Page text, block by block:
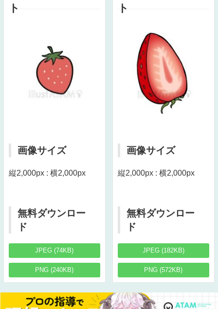
ト
画像サイズ
縦2,000px : 横2,000px
無料ダウンロー
ド
JPEG (74KB)
PNG (240KB)
ト
画像サイズ
縦2,000px : 横2,000px
無料ダウンロー
ド
JPEG (182KB)
PNG (572KB)